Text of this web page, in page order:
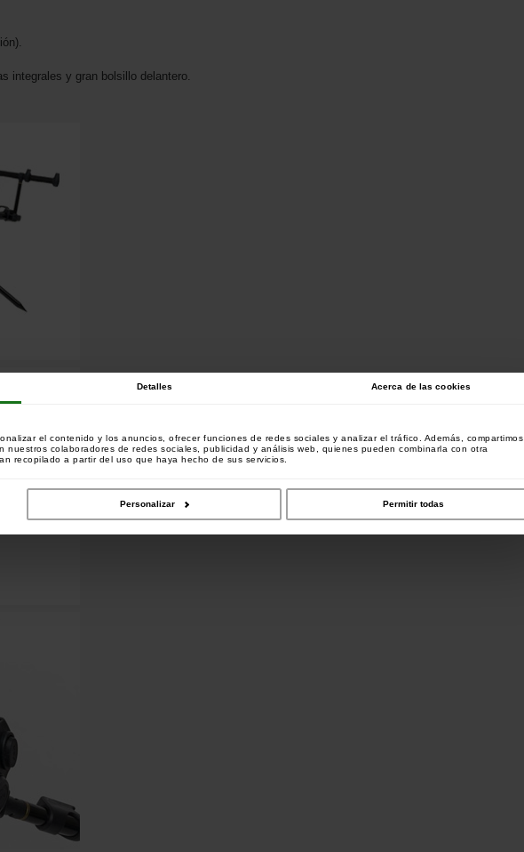
Detalles Acerca de las cookies
el contenido y los anuncios, ofrecer funciones de redes sociales y analizar el tráfico. Además, compartimos
colaboradores de redes sociales, publicidad y análisis web, quienes pueden combinarla con otra
recopilado a partir del uso que haya hecho de sus servicios.
Personalizar Permitir todas
integrales y gran bolsillo delantero.